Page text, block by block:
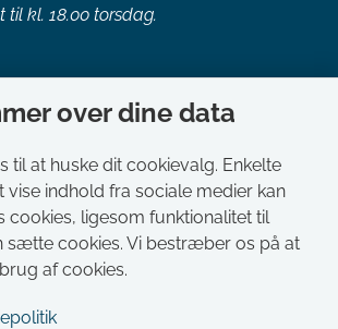
til kl. 18.00 torsdag.
over dine data
til at huske dit cookievalg. Enkelte
vise indhold fra sociale medier kan
ligesom funktionalitet til
sætte cookies. Vi bestræber os på at
af cookies.